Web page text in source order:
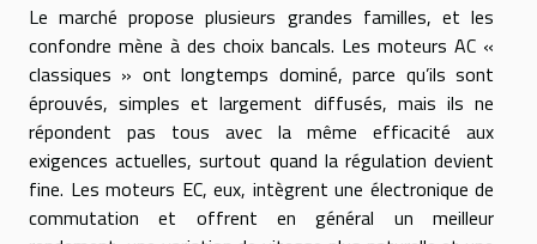
Le marché propose plusieurs grandes familles, et les
confondre mène à des choix bancals. Les moteurs AC «
classiques » ont longtemps dominé, parce qu’ils sont
éprouvés, simples et largement diffusés, mais ils ne
répondent pas tous avec la même efficacité aux
exigences actuelles, surtout quand la régulation devient
fine. Les moteurs EC, eux, intègrent une électronique de
commutation et offrent en général un meilleur